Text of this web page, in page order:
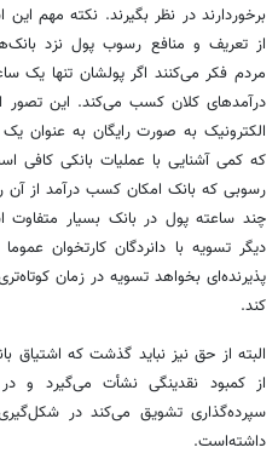
برخوردارند در نظر بگیرند. نکته مهم
از تعریف و منافع رسوب پول نزد
مردم فکر می‌کنند اگر پولشان تنها یک
درآمدهای کلان کسب می‌کند. این تصور
الکترونیک به صورت رایگان به عنوان
که کمی آشنایی با عملیات بانکی کافی
رسوبی که بانک امکان کسب درآمد از آن
چند ساعته پول در بانک بسیار
پذیرنده‌ای بخواهد تسویه در زمان
کند.
البته از حق نیز نباید گذشت که اشتیاق
از کمبود نقدینگی نشأت می‌گیرد و
سپرده‌گذاری تشویق می‌کند در
داشته‌است.